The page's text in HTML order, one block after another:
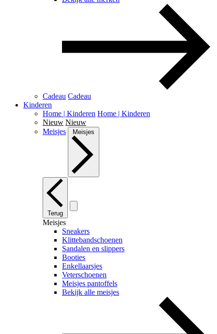
Cadeau Cadeau
Kinderen
Home | Kinderen Home | Kinderen
Nieuw Nieuw
Meisjes
Meisjes
Terug
Meisjes
Sneakers
Klittebandschoenen
Sandalen en slippers
Booties
Enkellaarsjes
Veterschoenen
Meisjes pantoffels
Bekijk alle meisjes